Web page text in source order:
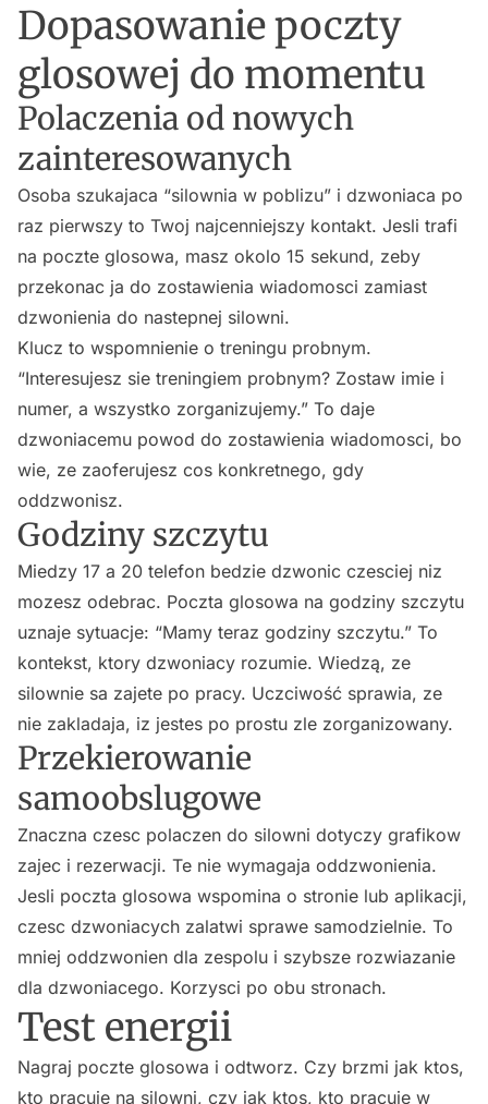
Dopasowanie poczty
glosowej do momentu
Polaczenia od nowych
zainteresowanych
Osoba szukajaca “silownia w poblizu” i dzwoniaca po
raz pierwszy to Twoj najcenniejszy kontakt. Jesli trafi
na poczte glosowa, masz okolo 15 sekund, zeby
przekonac ja do zostawienia wiadomosci zamiast
dzwonienia do nastepnej silowni.
Klucz to wspomnienie o treningu probnym.
“Interesujesz sie treningiem probnym? Zostaw imie i
numer, a wszystko zorganizujemy.” To daje
dzwoniacemu powod do zostawienia wiadomosci, bo
wie, ze zaoferujesz cos konkretnego, gdy
oddzwonisz.
Godziny szczytu
Miedzy 17 a 20 telefon bedzie dzwonic czesciej niz
mozesz odebrac. Poczta glosowa na godziny szczytu
uznaje sytuacje: “Mamy teraz godziny szczytu.” To
kontekst, ktory dzwoniacy rozumie. Wiedzą, ze
silownie sa zajete po pracy. Uczciwość sprawia, ze
nie zakladaja, iz jestes po prostu zle zorganizowany.
Przekierowanie
samoobslugowe
Znaczna czesc polaczen do silowni dotyczy grafikow
zajec i rezerwacji. Te nie wymagaja oddzwonienia.
Jesli poczta glosowa wspomina o stronie lub aplikacji,
czesc dzwoniacych zalatwi sprawe samodzielnie. To
mniej oddzwonien dla zespolu i szybsze rozwiazanie
dla dzwoniacego. Korzysci po obu stronach.
Test energii
Nagraj poczte glosowa i odtworz. Czy brzmi jak ktos,
kto pracuje na silowni, czy jak ktos, kto pracuje w